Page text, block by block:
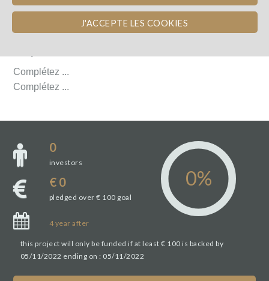
J'ACCEPTE LES COOKIES
Complétez ...
Complétez ...
0
investors
€ 0
pledged over € 100 goal
4 year after
this project will only be funded if at least € 100 is backed by
05/11/2022 ending on : 05/11/2022